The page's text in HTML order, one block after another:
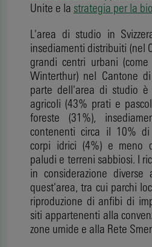
Unite e la strategia per la
L'area di studio in
insediamenti distribuiti (nel
grandi centri urbani
Winterthur) nel Cantone
parte dell'area di studio
agricoli (43% prati e
foreste (31%),
contenenti circa il 10% di
corpi idrici (4%) e meno
paludi e terreni sabbiosi. I
in considerazione
quest'area, tra cui parchi
riproduzione di anfibi di
siti appartenenti alla
zone umide e alla Rete